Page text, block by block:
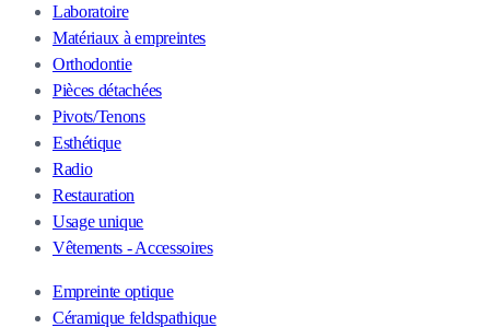
Laboratoire
Matériaux à empreintes
Orthodontie
Pièces détachées
Pivots/Tenons
Esthétique
Radio
Restauration
Usage unique
Vêtements - Accessoires
Empreinte optique
Céramique feldspathique